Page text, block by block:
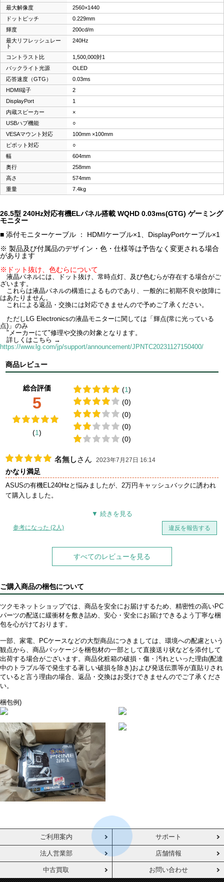
最大解像度
2560×1440
ドットピッチ
0.229mm
輝度
200cd/m
最大リフレッシュレー
ト
240Hz
コントラスト比
1,500,000対1
バックライト光源
OLED
応答速度（GTG）
0.03ms
HDMI端子
2
DisplayPort
1
内蔵スピーカー
×
USBハブ機能
○
VESAマウント対応
100mm ×100mm
ピボット対応
○
幅
604mm
奥行
258mm
高さ
574mm
重量
7.4kg
26.5型 240Hz対応有機ELパネル搭載 WQHD 0.03ms(GTG) ゲーミング
モニター
■ 添付モニターケーブル ： HDMIケーブル×1、DisplayPortケーブル×1
※ 製品及び付属品のデザイン・色・仕様等は予告なく変更される場合
があります
※ドット抜け、色むらについて
液晶パネルには、ドット抜け、常時点灯、及び色むらが存在する場合がご
ざいます。
これらは液晶パネルの構造によるものであり、一般的に初期不良や故障に
はあたりません。
これによる返品・交換には対応できませんので予めご了承ください。
ただしLG Electronicsの液晶モニターに関しては「輝点(常に光っている
点)」のみ
"メーカーにて"修理や交換の対象となります。
詳しくはこちら →
https://www.lg.com/jp/support/announcement/JPNTC20231127150400/
商品レビュー
総合評価
5
(1)
(1)
(0)
(0)
(0)
(0)
名無しさん 2023年7月27日 16:14
かなり満足
ASUSの有機EL240Hzと悩みましたが、2万円キャッシュバックに誘われ
て購入しました。
初の有機ELということもあり、月並みですが黒の奇麗さに驚きました。
組み立ても非常に簡単で足も細めなシンプルなデザインなので気に入っ
現在は使用を開始して約一週間が経過しました。
いまのところ問題なく使用できています。
参考になった (2人) 違反を報告する
すべてのレビューを見る
ご購入商品の梱包について
ツクモネットショップでは、商品を安全にお届けするため、精密性の高いPC
パーツの配送に緩衝材を敷き詰め、安心・安全にお届けできるよう丁寧な梱
包を心がけております。
一部、家電、PCケースなどの大型商品につきましては、環境への配慮という
観点から、商品パッケージを梱包材の一部として直接送り状などを添付して
出荷する場合がございます。商品化粧箱の破損・傷・汚れといった理由(配達
中のトラブル等で発生する著しい破損を除き)および発送伝票等が直貼りされ
ていると言う理由の場合、返品・交換はお受けできませんのでご了承くださ
い。
梱包例)
ご利用案内 サポート
法人営業部 店舗情報
中古買取 お問い合わせ